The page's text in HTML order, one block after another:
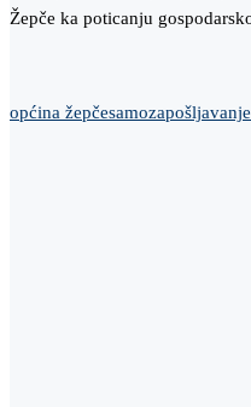
Žepče ka poticanju
općina žepčesamozapošljavanje